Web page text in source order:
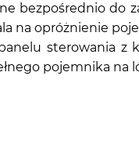
bezpośrednio do
na opróżnienie
sterowania z
pojemnika na